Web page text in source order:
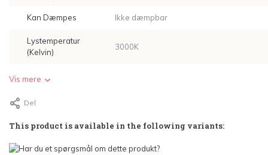
Kan Dæmpes Ikke dæmpbar
Lystemperatur
(Kelvin)
3000K
Vis mere
Del
This product is available in the following variants: